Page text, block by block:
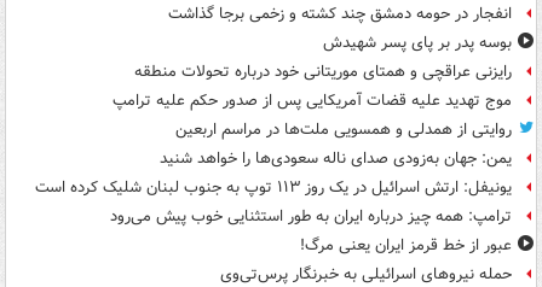
انفجار در حومه دمشق چند کشته و زخمی برجا گذاشت
بوسه‌ پدر بر پای پسر شهیدش
رایزنی عراقچی و همتای موریتانی خود درباره تحولات منطقه
موج تهدید علیه قضات آمریکایی پس از صدور حکم علیه ترامپ
روایتی از همدلی و همسویی ملت‌ها در مراسم اربعین
یمن: جهان به‌زودی صدای ناله سعودی‌ها را خواهد شنید
یونیفل: ارتش اسرائیل در یک روز ۱۱۳ توپ به جنوب لبنان شلیک کرده است
ترامپ: همه چیز درباره ایران به طور استثنایی خوب پیش می‌رود
عبور از خط قرمز ایران یعنی مرگ!
حمله نیروهای اسرائیلی به خبرنگار پرس‌تی‌وی